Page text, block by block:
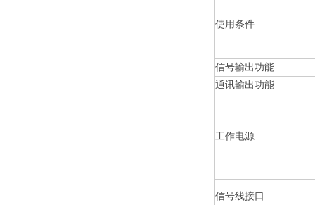
使用条件
信号输出功能
通讯输出功能
工作电源
信号线接口